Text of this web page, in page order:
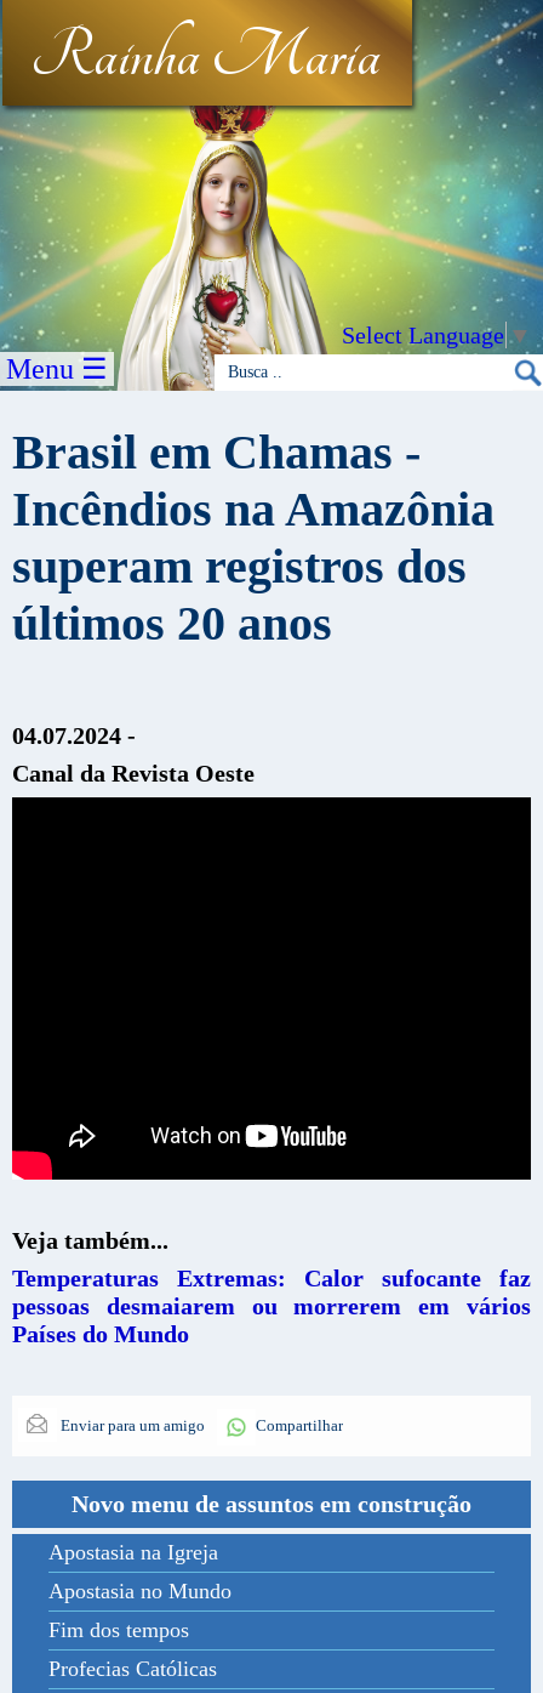
Rainha Maria
Select Language ▼
Menu ☰
Brasil em Chamas -
Incêndios na Amazônia
superam registros dos
últimos 20 anos
04.07.2024 -
Canal da Revista Oeste
Veja também...
Temperaturas Extremas: Calor sufocante faz
pessoas desmaiarem ou morrerem em vários
Países do Mundo
Enviar para um amigo Compartilhar
Novo menu de assuntos em construção
Apostasia na Igreja
Apostasia no Mundo
Fim dos tempos
Profecias Católicas